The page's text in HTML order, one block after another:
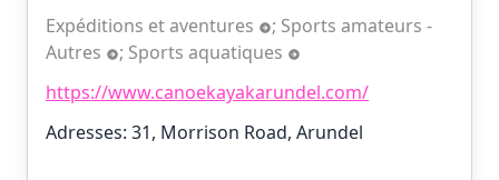
Expéditions et aventures ; Sports amateurs -
Autres
; Sports aquatiques
https://www.canoekayakarundel.com/
Adresses: 31, Morrison Road, Arundel